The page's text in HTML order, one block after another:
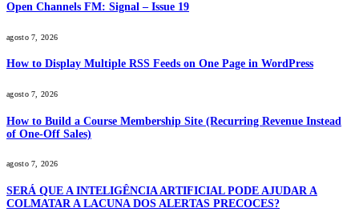
Open Channels FM: Signal – Issue 19
agosto 7, 2026
How to Display Multiple RSS Feeds on One Page in WordPress
agosto 7, 2026
How to Build a Course Membership Site (Recurring Revenue Instead
of One-Off Sales)
agosto 7, 2026
SERÁ QUE A INTELIGÊNCIA ARTIFICIAL PODE AJUDAR A
COLMATAR A LACUNA DOS ALERTAS PRECOCES?